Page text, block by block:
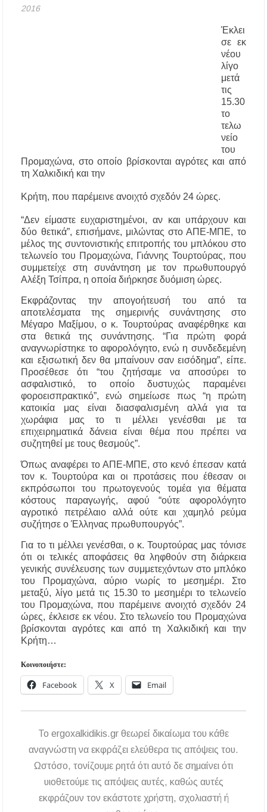
Δήμος Κασσάνδρας: Εντός μικροβιολογικών
επιβάρυνση
Χαλκιδική: Οι ουρές στα σύνορα των Ευζώνων
«φρενάρουν» τον τουρισμό – Πολύωρη αναμονή
Μεταμόρφωση του Σωτήρος: Ο συμβολισμός
των σταφυλιών που ευλογούνται στις εκκλησίες
Μουσική Εκδήλωση της Φιλαρμονικής
Μεγάλης Παναγίας
Πτώση στις τιμές των καυσίμων: Κάτω από τα
2 ευρώ η αμόλυβδη μέσα στην εβδομάδα
ΔΥΠΑ: Νέες 8.000 θέσεις εργασίας για
ανέργους ηλικίας 55 έως 67 ετών – Στους
43.000 οι συνολικοί ωφελούμενοι
Δεκαπενταύγουστος 2026 στη Μεγάλη Παναγία
Χαλκιδικής – Το πρόγραμμα των ιερών
ακολουθιών
Η Φωτεινή Βελεσιώτου έρχεται στην
Ουρανούπολη για μια μοναδική συναυλία στον
Πύργο
«Τουρισμός για Όλους 2026-2027»: Άνοιξαν οι
αιτήσεις – Ποιοι υποβάλλουν σήμερα αίτηση
ανά ΑΦΜ
Αναβαθμίζεται η πρόσβαση στο Δεβελίκι
Γοματίου με οδικό έργο 500.000 €
Ιωάννης Γιώργος: «Εγκρίθηκε η λειτουργία
εκτός έδρας τμήματος Σ.Α.Ε.Κ. στον Πολύγυρο
– Ένα σημαντικό βήμα για την πλήρη
επαναλειτουργία της δομής»
Η Κεντρική Μακεδονία ανοίγει τον δρόμο του
2016
Έκλει
σε εκ
νέου
λίγο
μετά
τις
15.30
το
τελω
νείο
του
Προμαχώνα, στο οποίο βρίσκονται αγρότες και από
τη Χαλκιδική και την
Κρήτη, που παρέμεινε ανοιχτό σχεδόν 24 ώρες.
“Δεν είμαστε ευχαριστημένοι, αν και υπάρχουν και
δύο θετικά”, επισήμανε, μιλώντας στο ΑΠΕ-ΜΠΕ, το
μέλος της συντονιστικής επιτροπής του μπλόκου στο
τελωνείο του Προμαχώνα, Γιάννης Τουρτούρας, που
συμμετείχε στη συνάντηση με τον πρωθυπουργό
Αλέξη Τσίπρα, η οποία διήρκησε δυόμιση ώρες.
Εκφράζοντας την απογοήτευσή του από τα
αποτελέσματα της σημερινής συνάντησης στο
Μέγαρο Μαξίμου, ο κ. Τουρτούρας αναφέρθηκε και
στα θετικά της συνάντησης. “Για πρώτη φορά
αναγνωρίστηκε το αφορολόγητο, ενώ η συνδεδεμένη
και εξισωτική δεν θα μπαίνουν σαν εισόδημα”, είπε.
Προσέθεσε ότι “του ζητήσαμε να αποσύρει το
ασφαλιστικό, το οποίο δυστυχώς παραμένει
φοροεισπρακτικό”, ενώ σημείωσε πως “η πρώτη
κατοικία μας είναι διασφαλισμένη αλλά για τα
χωράφια μας το τι μέλλει γενέσθαι με τα
επιχειρηματικά δάνεια είναι θέμα που πρέπει να
συζητηθεί με τους θεσμούς”.
Όπως αναφέρει το ΑΠΕ-ΜΠΕ, στο κενό έπεσαν κατά
τον κ. Τουρτούρα και οι προτάσεις που έθεσαν οι
εκπρόσωποι του πρωτογενούς τομέα για θέματα
κόστους παραγωγής, αφού “ούτε αφορολόγητο
αγροτικό πετρέλαιο αλλά ούτε και χαμηλό ρεύμα
συζήτησε ο Έλληνας πρωθυπουργός”.
Για το τι μέλλει γενέσθαι, ο κ. Τουρτούρας μας τόνισε
ότι οι τελικές αποφάσεις θα ληφθούν στη διάρκεια
γενικής συνέλευσης των συμμετεχόντων στο μπλόκο
του Προμαχώνα, αύριο νωρίς το μεσημέρι. Στο
μεταξύ, λίγο μετά τις 15.30 το μεσημέρι το τελωνείο
του Προμαχώνα, που παρέμεινε ανοιχτό σχεδόν 24
ώρες, έκλεισε εκ νέου. Στο τελωνείο του Προμαχώνα
βρίσκονται αγρότες και από τη Χαλκιδική και την
Κρήτη…
Κοινοποιήστε:
Facebook X Email
To ergoxalkidikis.gr θεωρεί δικαίωμα του κάθε
αναγνώστη να εκφράζει ελεύθερα τις απόψεις του.
Ωστόσο, τονίζουμε ρητά ότι αυτό δε σημαίνει ότι
υιοθετούμε τις απόψεις αυτές, καθώς αυτές
εκφράζουν τον εκάστοτε χρήστη, σχολιαστή ή